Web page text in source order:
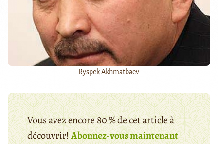
Ryspek Akhmatbaev
Vous avez encore 80 % de cet article à
découvrir!Abonnez-vous maintenant